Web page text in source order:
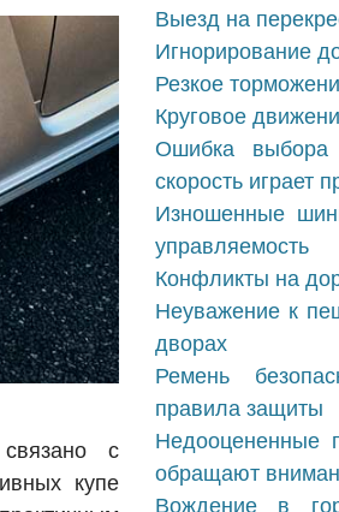
с
купе
Выезд на
Игнорирование
Резкое
Круговое
Ошибка выбора
скорость играет
Изношенные
управляемость
Конфликты на
Неуважение к
дворах
Ремень
правила защиты
Недооцененные
обращают
Вождение в